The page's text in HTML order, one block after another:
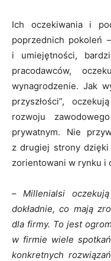
Ich oczekiwania i
poprzednich pokoleń
i umiejętności,
pracodawców,
wynagrodzenie. Jak
przyszłości”,
rozwoju
prywatnym. Nie
z drugiej strony
zorientowani w rynku i
–Millenialsi
dokładnie, co mają
dla firmy. To jest
w firmie wiele
konkretnych